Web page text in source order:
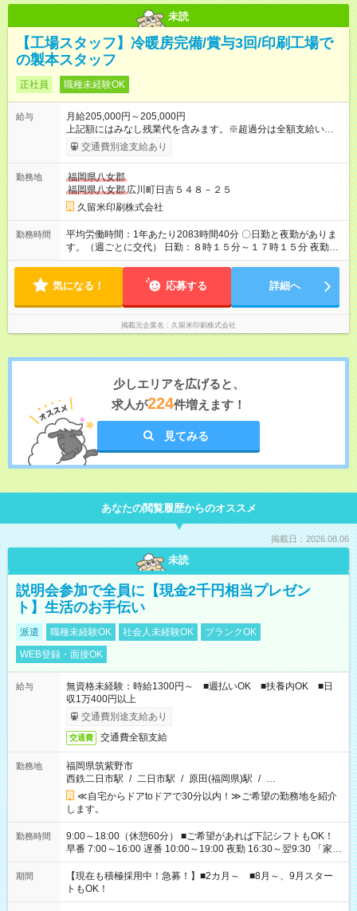
未読
【工場スタッフ】冷暖房完備/賞与3回/印刷工場で
の製本スタッフ
正社員 職種未経験OK
給与
月給205,000円～205,000円
上記額にはみなし残業代を含みます。※超過分は全額支給いたし
ます。 みなし残業代 20,000円／月 みなし残業時間 15時間／月
基本給：185,000円 固定残業代：20,000円 〇達成金あり：製造
あり 試用期間の長さ：3ヶ月 雇用形態、給与は本採用時と同じ
です。
交通費別途支給あり
勤務地
福岡県八女郡
福岡県八女郡 広川町日吉５４８－２５
久留米印刷株式会社
勤務時間
平均労働時間：1年あたり2083時間40分 〇日勤と夜勤がありま
す。（週ごとに交代） 日勤：８時１５分～１７時１５分 夜勤：
２０時３０分～翌朝５時３０分 ※深夜勤務は１８歳以上のみ。
す。（週ごとに交代） 日勤：８時１５分～１７時１５分 夜勤：
気になる！ 応募する 詳細へ
掲載元企業名 久留米印刷株式会社
少しエリアを広げると、
求人が224件増えます！
見てみる
あなたの閲覧履歴からのオススメ
掲載日：2026.08.06
未読
説明会参加で全員に【現金2千円相当プレゼン
ト】生活のお手伝い
派遣 職種未経験OK 社会人未経験OK
ブランクOK
WEB登録・面接OK
給与
無資格未経験：時給1300円～ ■週払いOK ■扶養内OK ■日
収1万400円以上
交通費別途支給あり
交通費 交通費全額支給
勤務地
福岡県筑紫野市
西鉄二日市駅 / 二日市駅 / 原田(福岡県)駅 / …
≪自宅からドアtoドアで30分以内！≫ご希望の勤務地を紹介
します。
勤務時間
9:00～18:00（休憩60分） ■ご希望があれば下記シフトもOK！
早番 7:00～16:00 遅番 10:00～19:00 夜勤 16:30～翌9:30 「家族
と休みを合わせたい」 「余裕を持って夕飯の準備がしたい」
「できれば残業はしたくない」 など、ご希望を教えてください
ね。 ※Wワーク希望の方へ 今ご覧のお仕事で希望する勤務時間
と、もう1つのお仕事の勤務時間。 合計で週40時間を超える場
期間
【現在も積極採用中！急募！】■2カ月～ ■8月～、9月スター
トもOK！